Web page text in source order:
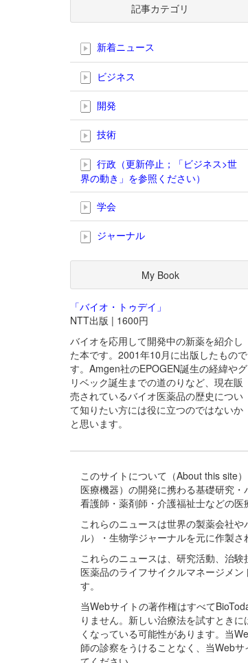
記事カテゴリ
新着ニュース
ビジネス
開発
技術
行政（更新停止；「ビジネス>世
界の動き」を参照ください）
学会
ジャーナル
My Book
「バイオ・トゥデイ」
NTT出版 | 1600円
バイオを応用して開発中の新薬を紹介し
た本です。2001年10月に出版したもので
す。Amgen社のEPOGEN誕生の経緯やグ
リベック誕生までの道のりなど、現在販
売されているバイオ医薬品の歴史につい
て知りたい方には役に立つのではないか
と思います。
このサイトについて（About this site
医療機器）の開発に携わる基礎研究
看護師・薬剤師・介護福祉士などの医
これらのニュースは世界の製薬会社
ル）・生物学ジャーナルを元に作製さ
これらのニュースは、研究活動、治
医薬品のライフサイクルマネージメ
す。
当Webサイトの著作権はすべて
りません。新しい治療法を試すとき
くなっている可能性があります。当
師の診察をうけることなく、当Web